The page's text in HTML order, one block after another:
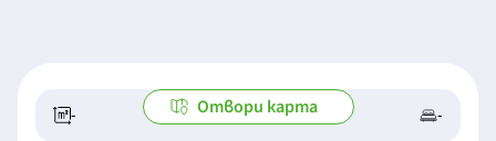
- -/- -
Отвори карта